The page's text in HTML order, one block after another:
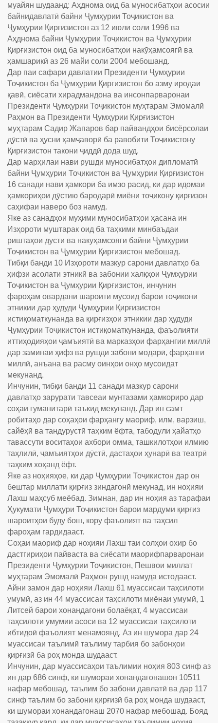
муайян шудаанд: Аҳднома оид ба муносибатҳои асосии
байнидавлатӣ байни Ҷумҳурии Тоҷикистон ва
Ҷумҳурии Қирғизистон аз 12 июли соли 1996 ва
Аҳднома байни Ҷумҳурии Тоҷикистон ва Ҷумҳурии
Қирғизистон оид ба муносибатҳои накӯҳамсоягӣ ва
ҳамшарикӣ аз 26 майи соли 2004 мебошанд.
Дар паи сафари давлатии Президенти Ҷумҳурии
Тоҷикистон ба Ҷумҳурии Қирғизистон бо азму иродаи
қавӣ, сиёсати хирадмандона ва инсонпарваронаи
Президенти Ҷумҳурии Тоҷикистон муҳтарам Эмомалӣ
Раҳмон ва Президенти Ҷумҳурии Қирғизистон
муҳтарам Садир Жапаров бар пайвандҳои бисёрсолаи
дӯстӣ ва ҳусни ҳамҷаворӣ ба равобити Тоҷикистону
Қирғизистон такони ҷиддӣ дода шуд.
Дар марҳилаи нави рушди муносибатҳои дипломатӣ
байни Ҷумҳурии Тоҷикистон ва Ҷумҳурии Қирғизистон
16 санади нави ҳамкорӣ ба имзо расид, ки дар идомаи
ҳамкориҳои дӯстию бародарӣ миёни тоҷикону қирғизон
саҳифаи наверо боз намуд.
Яке аз санадҳои муҳими муносибатҳои ҳасана ин
Изҳороти муштарак оид ба таҳкими минбаъдаи
риштаҳои дӯстӣ ва накуҳамсоягӣ байни Ҷумҳурии
Тоҷикистон ва Ҷумҳурии Қирғизистон мебошад.
Тибқи банди 10 Изҳороти мазкур сарони давлатҳо ба
ҳифзи асолати этникӣ ва забонии халқҳои Ҷумҳурии
Тоҷикистон ва Ҷумҳурии Қирғизистон, инчунин
фароҳам овардани шароити мусоид барои тоҷикони
этникии дар ҳудуди Ҷумҳурии Қирғизистон
истиқоматкунанда ва қирғизҳои этникии дар ҳудуди
Ҷумҳурии Тоҷикистон истиқоматкунанда, фаъолияти
иттиҳодияҳои ҷамъиятӣ ва марказҳои фарҳангии миллӣ
дар заминаи ҳифз ва рушди забони модарӣ, фарҳанги
миллӣ, анъана ва расму оинҳои онҳо мусоидат
мекунанд.
Инчунин, тибқи банди 11 санади мазкур сарони
давлатҳо зарурати тавсеаи мунтазами ҳамкориро дар
соҳаи гуманитарӣ таъкид мекунанд. Дар ин самт
робитаҳо дар соҳаҳои фарҳангу маориф, илм, варзиш,
сайёҳӣ ва тандурустӣ таҳким ёфта, табодули ҳайатҳо
тавассути воситаҳои ахбори омма, ташкилотҳои илмию
таҳлилӣ, ҷамъиятҳои дӯстӣ, дастаҳои ҳунарӣ ва театрӣ
таҳким хоҳанд ёфт.
Яке аз ноҳияҳое, ки дар Ҷумҳурии Тоҷикистон дар он
бештар миллати қирғиз зиндагонӣ мекунад, ин ноҳияи
Лахш маҳсуб меёбад. Зимнан, дар ин ноҳия аз тарафаи
Ҳукумати Ҷумҳури Тоҷикистон барои мардуми қирғиз
шароитҳои буду бош, кору фаъолият ва таҳсил
фароҳам гардидааст.
Соҳаи маориф дар ноҳияи Лахш таи солҳои охир бо
дастгириҳои пайваста ва сиёсати маорифпарваронаи
Президенти Ҷумҳурии Тоҷикистон, Пешвои миллат
муҳтарам Эмомалӣ Раҳмон рушд намуда истодааст.
Айни замон дар ноҳияи Лахш 61 муассисаи таҳсилоти
умумӣ, аз ин 44 муассисаи таҳсилоти миёнаи умумӣ, 1
Литсей барои хонандагони болаёқат, 4 муассисаи
таҳсилоти умумии асосӣ ва 12 муассисаи таҳсилоти
ибтидоӣ фаъолият менамоянд. Аз ин шумора дар 24
муассисаи таълимӣ таълиму тарбия бо забонҳои
қирғизӣ ба роҳ монда шудааст.
Инчунин, дар муассисаҳои таълимии ноҳия 803 синф аз
ин дар 686 синф, ки шумораи хонандагонашон 10511
нафар мебошад, таълим бо забони давлатӣ ва дар 117
синф таълим бо забони қирғизӣ ба роҳ монда шудааст,
ки шумораи хонандагонаш 2070 нафар мебошад. Бояд